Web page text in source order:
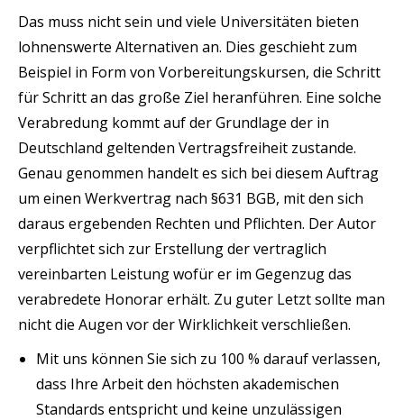
Das muss nicht sein und viele Universitäten bieten
lohnenswerte Alternativen an. Dies geschieht zum
Beispiel in Form von Vorbereitungskursen, die Schritt
für Schritt an das große Ziel heranführen. Eine solche
Verabredung kommt auf der Grundlage der in
Deutschland geltenden Vertragsfreiheit zustande.
Genau genommen handelt es sich bei diesem Auftrag
um einen Werkvertrag nach §631 BGB, mit den sich
daraus ergebenden Rechten und Pflichten. Der Autor
verpflichtet sich zur Erstellung der vertraglich
vereinbarten Leistung wofür er im Gegenzug das
verabredete Honorar erhält. Zu guter Letzt sollte man
nicht die Augen vor der Wirklichkeit verschließen.
Mit uns können Sie sich zu 100 % darauf verlassen,
dass Ihre Arbeit den höchsten akademischen
Standards entspricht und keine unzulässigen